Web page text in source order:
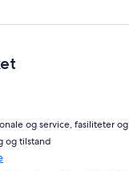
og service, fasiliteter og
og tilstand